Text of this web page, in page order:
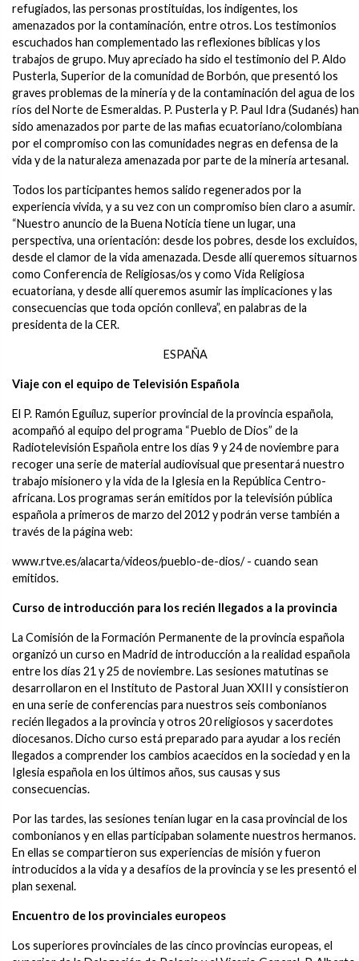
refugiados, las personas prostituidas, los indigentes, los
amenazados por la contaminación, entre otros. Los testimonios
escuchados han complementado las reflexiones bíblicas y los
trabajos de grupo. Muy apreciado ha sido el testimonio del P. Aldo
Pusterla, Superior de la comunidad de Borbón, que presentó los
graves problemas de la minería y de la contaminación del agua de los
ríos del Norte de Esmeraldas. P. Pusterla y P. Paul Idra (Sudanés) han
sido amenazados por parte de las mafias ecuatoriano/colombiana
por el compromiso con las comunidades negras en defensa de la
vida y de la naturaleza amenazada por parte de la minería artesanal.
Todos los participantes hemos salido regenerados por la
experiencia vivida, y a su vez con un compromiso bien claro a asumir.
“Nuestro anuncio de la Buena Noticia tiene un lugar, una
perspectiva, una orientación: desde los pobres, desde los excluidos,
desde el clamor de la vida amenazada. Desde allí queremos situarnos
como Conferencia de Religiosas/os y como Vida Religiosa
ecuatoriana, y desde allí queremos asumir las implicaciones y las
consecuencias que toda opción conlleva”, en palabras de la
presidenta de la CER.
ESPAÑA
Viaje con el equipo de Televisión Española
El P. Ramón Eguíluz, superior provincial de la provincia española,
acompañó al equipo del programa “Pueblo de Dios” de la
Radiotelevisión Española entre los días 9 y 24 de noviembre para
recoger una serie de material audiovisual que presentará nuestro
trabajo misionero y la vida de la Iglesia en la República Centro-
africana. Los programas serán emitidos por la televisión pública
española a primeros de marzo del 2012 y podrán verse también a
través de la página web:
www.rtve.es/alacarta/videos/pueblo-de-dios/ - cuando sean
emitidos.
Curso de introducción para los recién llegados a la provincia
La Comisión de la Formación Permanente de la provincia española
organizó un curso en Madrid de introducción a la realidad española
entre los días 21 y 25 de noviembre. Las sesiones matutinas se
desarrollaron en el Instituto de Pastoral Juan XXIII y consistieron
en una serie de conferencias para nuestros seis combonianos
recién llegados a la provincia y otros 20 religiosos y sacerdotes
diocesanos. Dicho curso está preparado para ayudar a los recién
llegados a comprender los cambios acaecidos en la sociedad y en la
Iglesia española en los últimos años, sus causas y sus
consecuencias.
Por las tardes, las sesiones tenían lugar en la casa provincial de los
combonianos y en ellas participaban solamente nuestros hermanos.
En ellas se compartieron sus experiencias de misión y fueron
introducidos a la vida y a desafíos de la provincia y se les presentó el
plan sexenal.
Encuentro de los provinciales europeos
Los superiores provinciales de las cinco provincias europeas, el